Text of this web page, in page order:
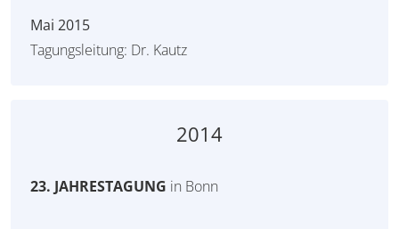
Mai 2015
Tagungsleitung: Dr. Kautz
2014
23. JAHRESTAGUNG in Bonn